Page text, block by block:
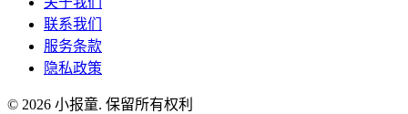
联系我们
服务条款
隐私政策
© 2026 小报童. 保留所有权利